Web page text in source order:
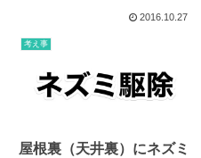
2016.10.27
考え事
屋根裏（天井裏）にネズミ